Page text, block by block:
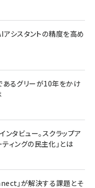
シスタントの精度を高め
るグリーが10年をかけ
ビュー。スクラップア
ィングの民主化」とは
」が解決する課題とそ